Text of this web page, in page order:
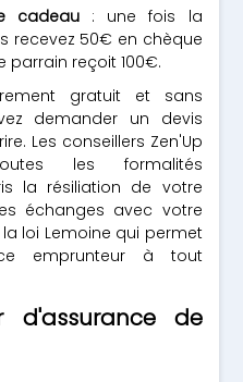
cadeau: une fois la
recevez 50€ en chèque
parrain reçoit 100€.
gratuit et sans
demander un devis
Les conseillers Zen'Up
les formalités
la résiliation de votre
échanges avec votre
loi Lemoine qui permet
emprunteur à tout
d'assurance de